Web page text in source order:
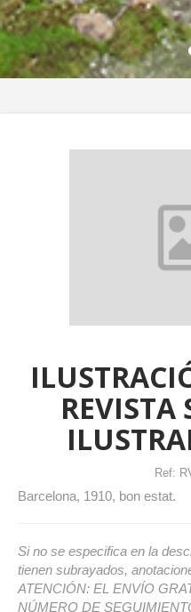
REVISTA
Ref:
Barcelona, 1910, bon estat.
Si no se especifica en la
tienen subrayados,
ATENCIÓN: EL ENVÍO
NÚMERO DE